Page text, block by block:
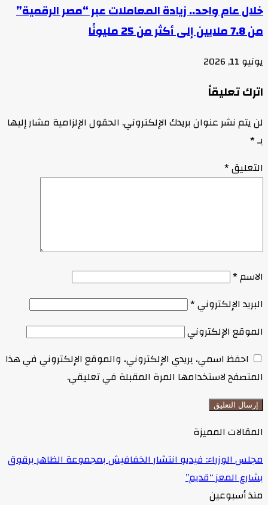
خلال عام واحد.. زيادة المعاملات عبر “مصر الرقمية”
من 7.8 ملايين إلى أكثر من 25 مليونًا
يونيو 11, 2026
اترك تعليقاً
لن يتم نشر عنوان بريدك الإلكتروني. الحقول الإلزامية مشار إليها
بـ*
التعليق*
الاسم*
البريد الإلكتروني*
الموقع الإلكتروني
احفظ اسمي، بريدي الإلكتروني، والموقع الإلكتروني في هذا
المتصفح لاستخدامها المرة المقبلة في تعليقي.
المقالات المميزة
مجلس الوزراء: فيديو انتشار الخفافيش بمجموعة الظاهر برقوق
بشارع المعز “قديم”
منذ أسبوعين